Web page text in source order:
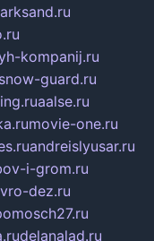
kompanij.ru
snow-guard.ru
aalse.ru
movie-one.ru
andreislyusar.ru
i-grom.ru
dez.ru
delanalad.ru